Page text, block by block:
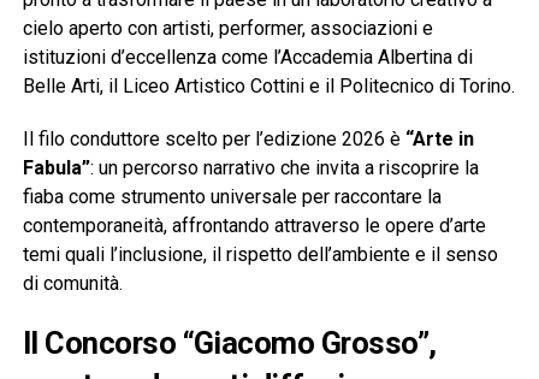
cielo aperto con artisti, performer, associazioni e
istituzioni d’eccellenza come l’Accademia Albertina di
Belle Arti, il Liceo Artistico Cottini e il Politecnico di Torino.
Il filo conduttore scelto per l’edizione 2026 è “Arte in
Fabula”: un percorso narrativo che invita a riscoprire la
fiaba come strumento universale per raccontare la
contemporaneità, affrontando attraverso le opere d’arte
temi quali l’inclusione, il rispetto dell’ambiente e il senso
di comunità.
Il Concorso “Giacomo Grosso”,